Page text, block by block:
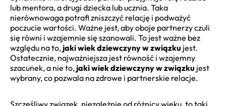
lub mentora, a drugi dziecka lub ucznia. Taka
nierównowaga potrafi zniszczyć relację i podważyć
poczucie wartości. Ważne jest, aby oboje partnerzy czuli
się równi i wzajemnie się szanowali. To jest ważne bez
względu na to, jaki wiek dziewczyny w związku jest.
Ostatecznie, najważniejsza jest równość i wzajemny
szacunek, a nie to, jaki wiek dziewczyny w związku jest
wybrany, co pozwala na zdrowe i partnerskie relacje.
Szczęśliwy związek, niezależnie od różnicy wieku, to taki,